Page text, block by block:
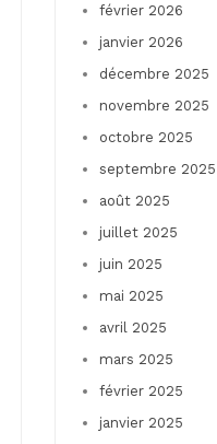
février 2026
janvier 2026
décembre 2025
novembre 2025
octobre 2025
septembre 2025
août 2025
juillet 2025
juin 2025
mai 2025
avril 2025
mars 2025
février 2025
janvier 2025